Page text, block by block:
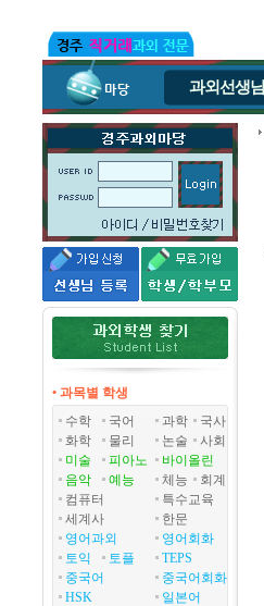
과외선생님
• 과목별 학생
수학
국어 과학
국사
화학
물리 논술
사회
미술
피아노
바이올린
음악
예능 체능
회계
컴퓨터
특수교육
세계사
한문
영어과외
영어회화
토익
토플
TEPS
중국어
중국어회화
HSK
일본어